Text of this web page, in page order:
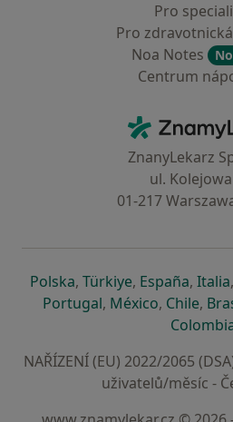
Pro
Pro
Noa Notes
Centrum
ZnanyLekarz
ul.
01-217
Polskase otevře v nové
, Türkiyese otevře v
, Españase
, Italia,
Portugalse otevře v nové
, Méxicose otevře
, Chilese
,
NAŘÍZENÍ (EU) 2022/2065
uživatelů/měsíc -